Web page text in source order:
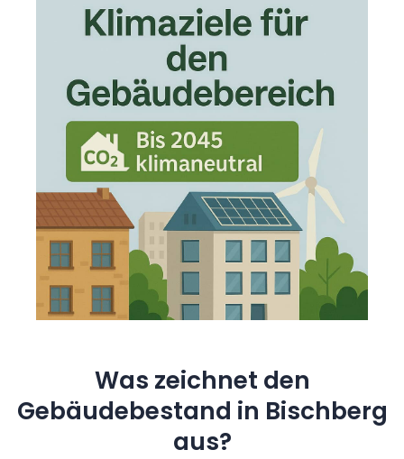
Was zeichnet den
Gebäudebestand in Bischberg
aus?